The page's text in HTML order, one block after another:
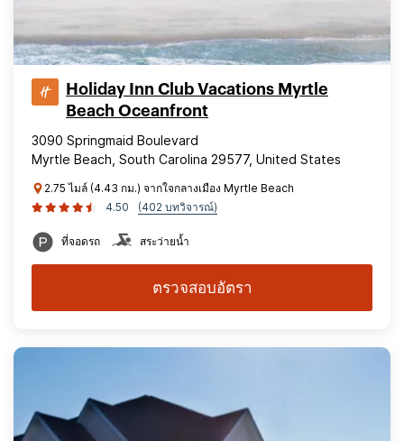
Holiday Inn Club Vacations Myrtle
Beach Oceanfront
3090 Springmaid Boulevard
Myrtle Beach, South Carolina 29577, United States
2.75 ไมล์ (4.43 กม.) จากใจกลางเมือง Myrtle Beach
4.50
(402 บทวิจารณ์)
ที่จอดรถ สระว่ายน้ำ
ตรวจสอบอัตรา